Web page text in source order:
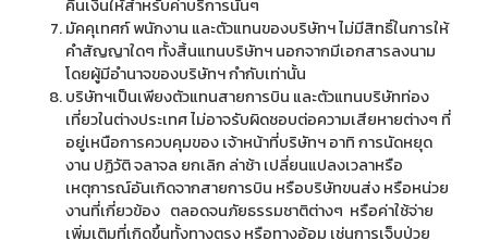
คืนเงินให้สำหรับค่าบริการนั้นๆ
มัคคุเทศก์ พนักงาน และตัวแทนของบริษัทฯ ไม่มีสิทธิ์ในการให้
คำสัญญาใดๆ ทั้งสิ้นแทนบริษัทฯ นอกจากมีเอกสารลงนาม
โดยผู้มีอำนาจของบริษัทฯ กำกับเท่านั้น
บริษัทฯเป็นเพียงตัวแทนสายการบิน และตัวแทนบริษัทท่อง
เที่ยวในต่างประเทศ ไม่อาจรับผิดชอบต่อความเสียหายต่างๆ ที่
อยู่เหนือการควบคุมของ เจ้าหน้าที่บริษัทฯ อาทิ การนัดหยุด
งาน ปฏิวัติ จลาจล ยกเลิก ล่าช้า เปลี่ยนแปลงเวลาหรือ
เหตุการณ์อันเกิดจากสายการบิน หรือบริษัทขนส่ง หรือหน่วย
งานที่เกี่ยวข้อง ตลอดจนภัยธรรมชาติต่างๆ หรือค่าใช้จ่าย
เพิ่มเติมที่เกิดขึ้นทั้งทางตรง หรือทางอ้อม เช่นการเจ็บป่วย